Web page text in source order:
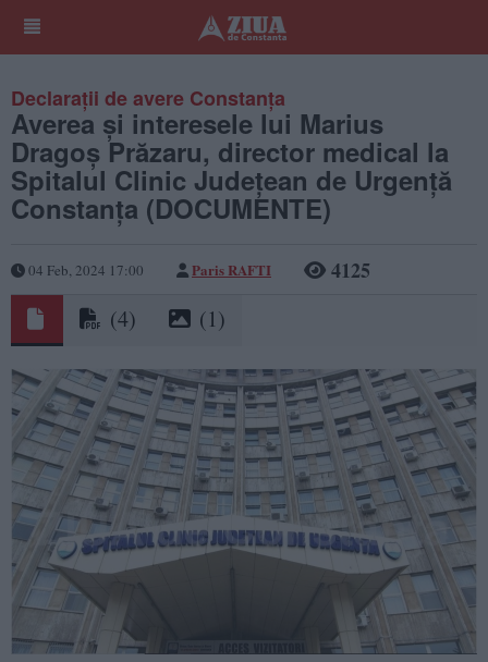
Declarații de avere Constanța
Averea și interesele lui Marius
Dragoș Prăzaru, director medical la
Spitalul Clinic Județean de Urgență
Constanța (DOCUMENTE)
04 Feb, 2024 17:00 Paris RAFTI 4125
(4) (1)